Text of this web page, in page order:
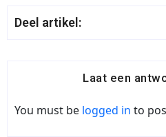
Deel artikel:
Laat een
You must be logged in to